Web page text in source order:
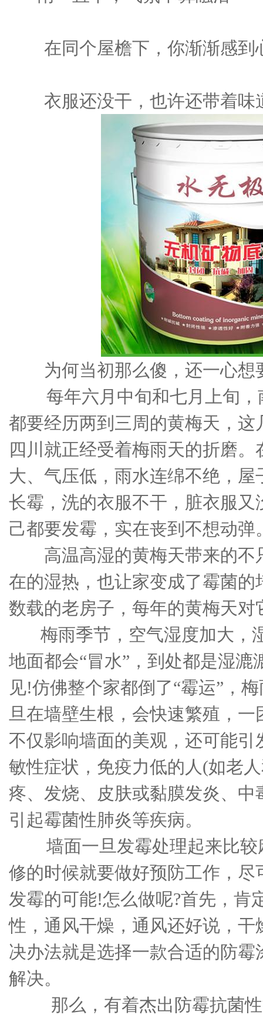
在同个屋檐下，你渐渐感到
衣服还没干，也许还带着味
为何当初那么傻，还一心想
每年六月中旬和七月上旬，
都要经历两到三周的黄梅天，
四川就正经受着梅雨天的折磨
大、气压低，雨水连绵不绝，
长霉，洗的衣服不干，脏衣服
己都要发霉，实在丧到不想动弹
高温高湿的黄梅天带来的不
在的湿热，也让家变成了霉菌
数载的老房子，每年的黄梅天对
梅雨季节，空气湿度加大，
地面都会“冒水”，到处都是湿漉
见!仿佛整个家都倒了“霉运”，
旦在墙壁生根，会快速繁殖，
不仅影响墙面的美观，还可能
敏性症状，免疫力低的人(如老
疼、发烧、皮肤或黏膜发炎、
引起霉菌性肺炎等疾病。
墙面一旦发霉处理起来比较
修的时候就要做好预防工作，
发霉的可能!怎么做呢?首先，肯
性，通风干燥，通风还好说，
决办法就是选择一款合适的防
解决。
那么，有着杰出防霉抗菌性